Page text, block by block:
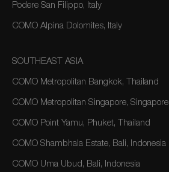
Podere San Filippo, Italy
COMO Alpina Dolomites, Italy
SOUTHEAST ASIA
COMO Metropolitan Bangkok, Thailand
COMO Metropolitan Singapore, Singapore
COMO Point Yamu, Phuket, Thailand
COMO Shambhala Estate, Bali, Indonesia
COMO Uma Ubud, Bali, Indonesia